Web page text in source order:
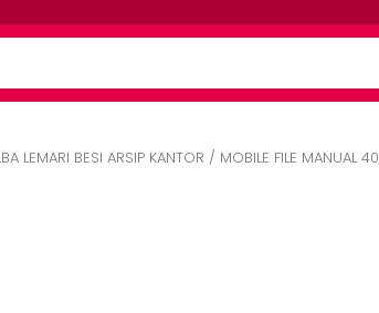
LEMARI BESI ARSIP KANTOR / MOBILE FILE MANUAL 40